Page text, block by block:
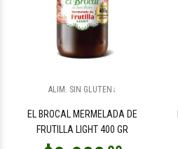
ALIM. SIN GLUTEN↓
EL BROCAL MERMELADA DE
FRUTILLA LIGHT 400 GR
$50.900 00 $25.900